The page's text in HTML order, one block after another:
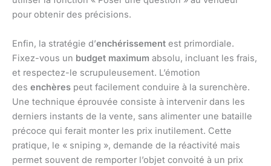
pour obtenir des précisions.
Enfin, la stratégie d’enchérissement est primordiale.
Fixez-vous un budget maximum absolu, incluant les frais,
et respectez-le scrupuleusement. L’émotion
des enchères peut facilement conduire à la surenchère.
Une technique éprouvée consiste à intervenir dans les
derniers instants de la vente, sans alimenter une bataille
précoce qui ferait monter les prix inutilement. Cette
pratique, le « sniping », demande de la réactivité mais
permet souvent de remporter l’objet convoité à un prix